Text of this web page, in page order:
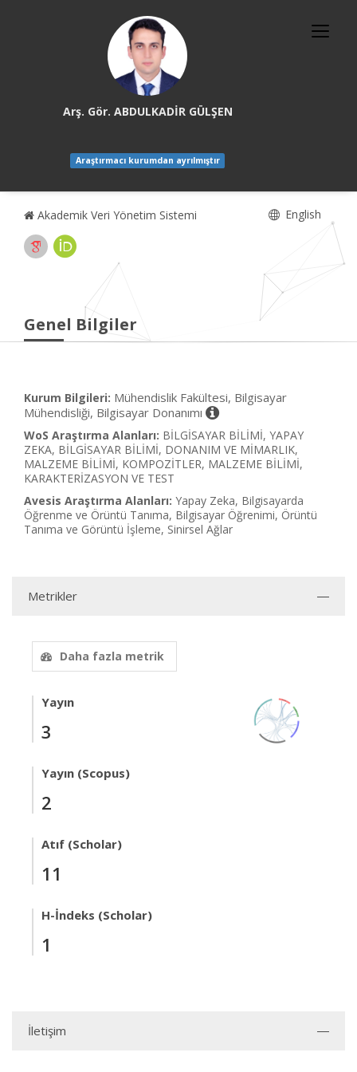
Arş. Gör. ABDULKADİR GÜLŞEN
Araştırmacı kurumdan ayrılmıştır
Akademik Veri Yönetim Sistemi English
Genel Bilgiler
Kurum Bilgileri: Mühendislik Fakültesi, Bilgisayar
Mühendisliği, Bilgisayar Donanımı
WoS Araştırma Alanları: BİLGİSAYAR BİLİMİ, YAPAY
ZEKA, BİLGİSAYAR BİLİMİ, DONANIM VE MİMARLIK,
MALZEME BİLİMİ, KOMPOZİTLER, MALZEME BİLİMİ,
KARAKTERİZASYON VE TEST
Avesis Araştırma Alanları: Yapay Zeka, Bilgisayarda
Öğrenme ve Örüntü Tanıma, Bilgisayar Öğrenimi, Örüntü
Tanıma ve Görüntü İşleme, Sinirsel Ağlar
Metrikler
Daha fazla metrik
Yayın
3
Yayın (Scopus)
2
Atıf (Scholar)
11
H-İndeks (Scholar)
1
İletişim